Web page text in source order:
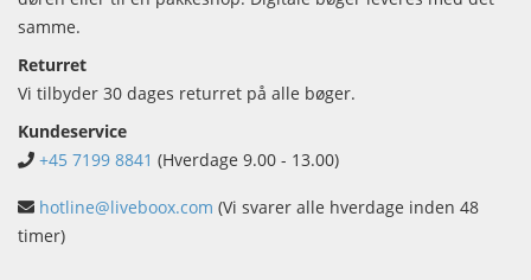
samme.
Returret
Vi tilbyder 30 dages returret på alle bøger.
Kundeservice
+45 7199 8841 (Hverdage 9.00 - 13.00)
hotline@liveboox.com (Vi svarer alle hverdage inden 48
timer)